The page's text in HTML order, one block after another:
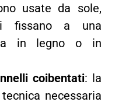
usate da sole,
fissano a una
in legno o in
coibentati: la
necessaria